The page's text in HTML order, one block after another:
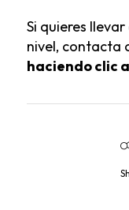
Si quieres
nivel, contacta
haciendo clic